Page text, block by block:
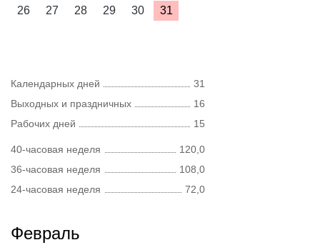
26
27 28 29 30 31
Календарных дней
31
Выходных и праздничных
16
Рабочих дней
15
40-часовая неделя
120,0
36-часовая неделя
108,0
24-часовая неделя
72,0
Февраль